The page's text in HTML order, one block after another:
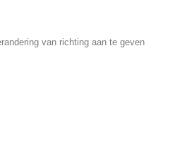
van richting aan te geven